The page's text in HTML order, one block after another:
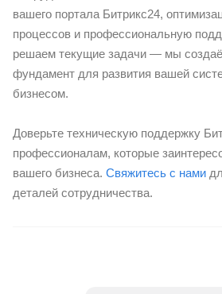
вашего портала Битрикс24,
процессов и профессиональную
решаем текущие задачи — мы
фундамент для развития вашей
бизнесом.
Доверьте техническую поддержку
профессионалам, которые
вашего бизнеса. Свяжитесь с нами
деталей сотрудничества.